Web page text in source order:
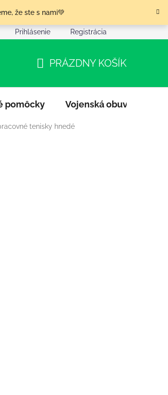
že ste s nami💚
Podmienky ochrany osobných údajov
Prihlásenie Registrácia
KOŠÍK
PRÁZDNY KOŠÍK
pomôcky Vojenská obuv
tenisky hnedé